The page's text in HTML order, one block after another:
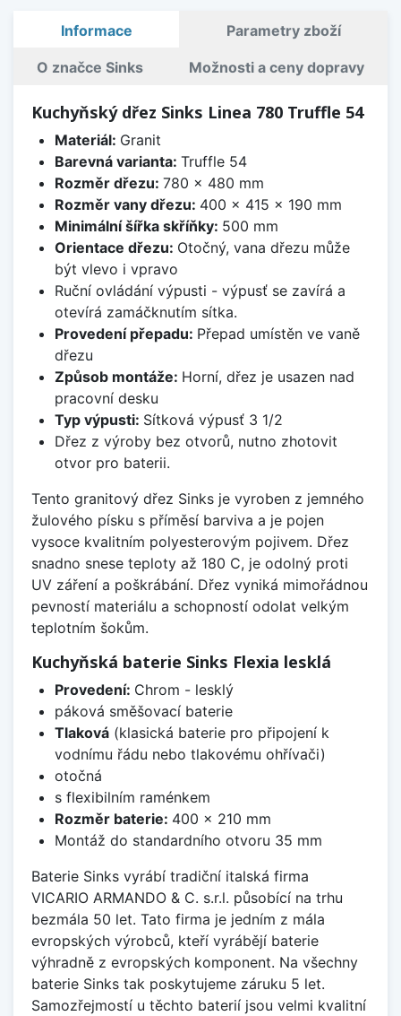
Informace Parametry zboží
O značce Sinks Možnosti a ceny dopravy
Kuchyňský dřez Sinks Linea 780 Truffle 54
Materiál: Granit
Barevná varianta: Truffle 54
Rozměr dřezu: 780 x 480 mm
Rozměr vany dřezu: 400 x 415 x 190 mm
Minimální šířka skříňky: 500 mm
Orientace dřezu: Otočný, vana dřezu může
být vlevo i vpravo
Ruční ovládání výpusti - výpusť se zavírá a
otevírá zamáčknutím sítka.
Provedení přepadu: Přepad umístěn ve vaně
dřezu
Způsob montáže: Horní, dřez je usazen nad
pracovní desku
Typ výpusti: Sítková výpusť 3 1/2
Dřez z výroby bez otvorů, nutno zhotovit
otvor pro baterii.
Tento granitový dřez Sinks je vyroben z jemného
žulového písku s příměsí barviva a je pojen
vysoce kvalitním polyesterovým pojivem. Dřez
snadno snese teploty až 180 C, je odolný proti
UV záření a poškrábání. Dřez vyniká mimořádnou
pevností materiálu a schopností odolat velkým
teplotním šokům.
Kuchyňská baterie Sinks Flexia lesklá
Provedení: Chrom - lesklý
páková směšovací baterie
Tlaková(klasická baterie pro připojení k
vodnímu řádu nebo tlakovému ohřívači)
otočná
s flexibilním raménkem
Rozměr baterie: 400 x 210 mm
Montáž do standardního otvoru 35 mm
Baterie Sinks vyrábí tradiční italská firma
VICARIO ARMANDO & C. s.r.l. působící na trhu
bezmála 50 let. Tato firma je jedním z mála
evropských výrobců, kteří vyrábějí baterie
výhradně z evropských komponent. Na všechny
baterie Sinks tak poskytujeme záruku 5 let.
Samozřejmostí u těchto baterií jsou velmi kvalitní